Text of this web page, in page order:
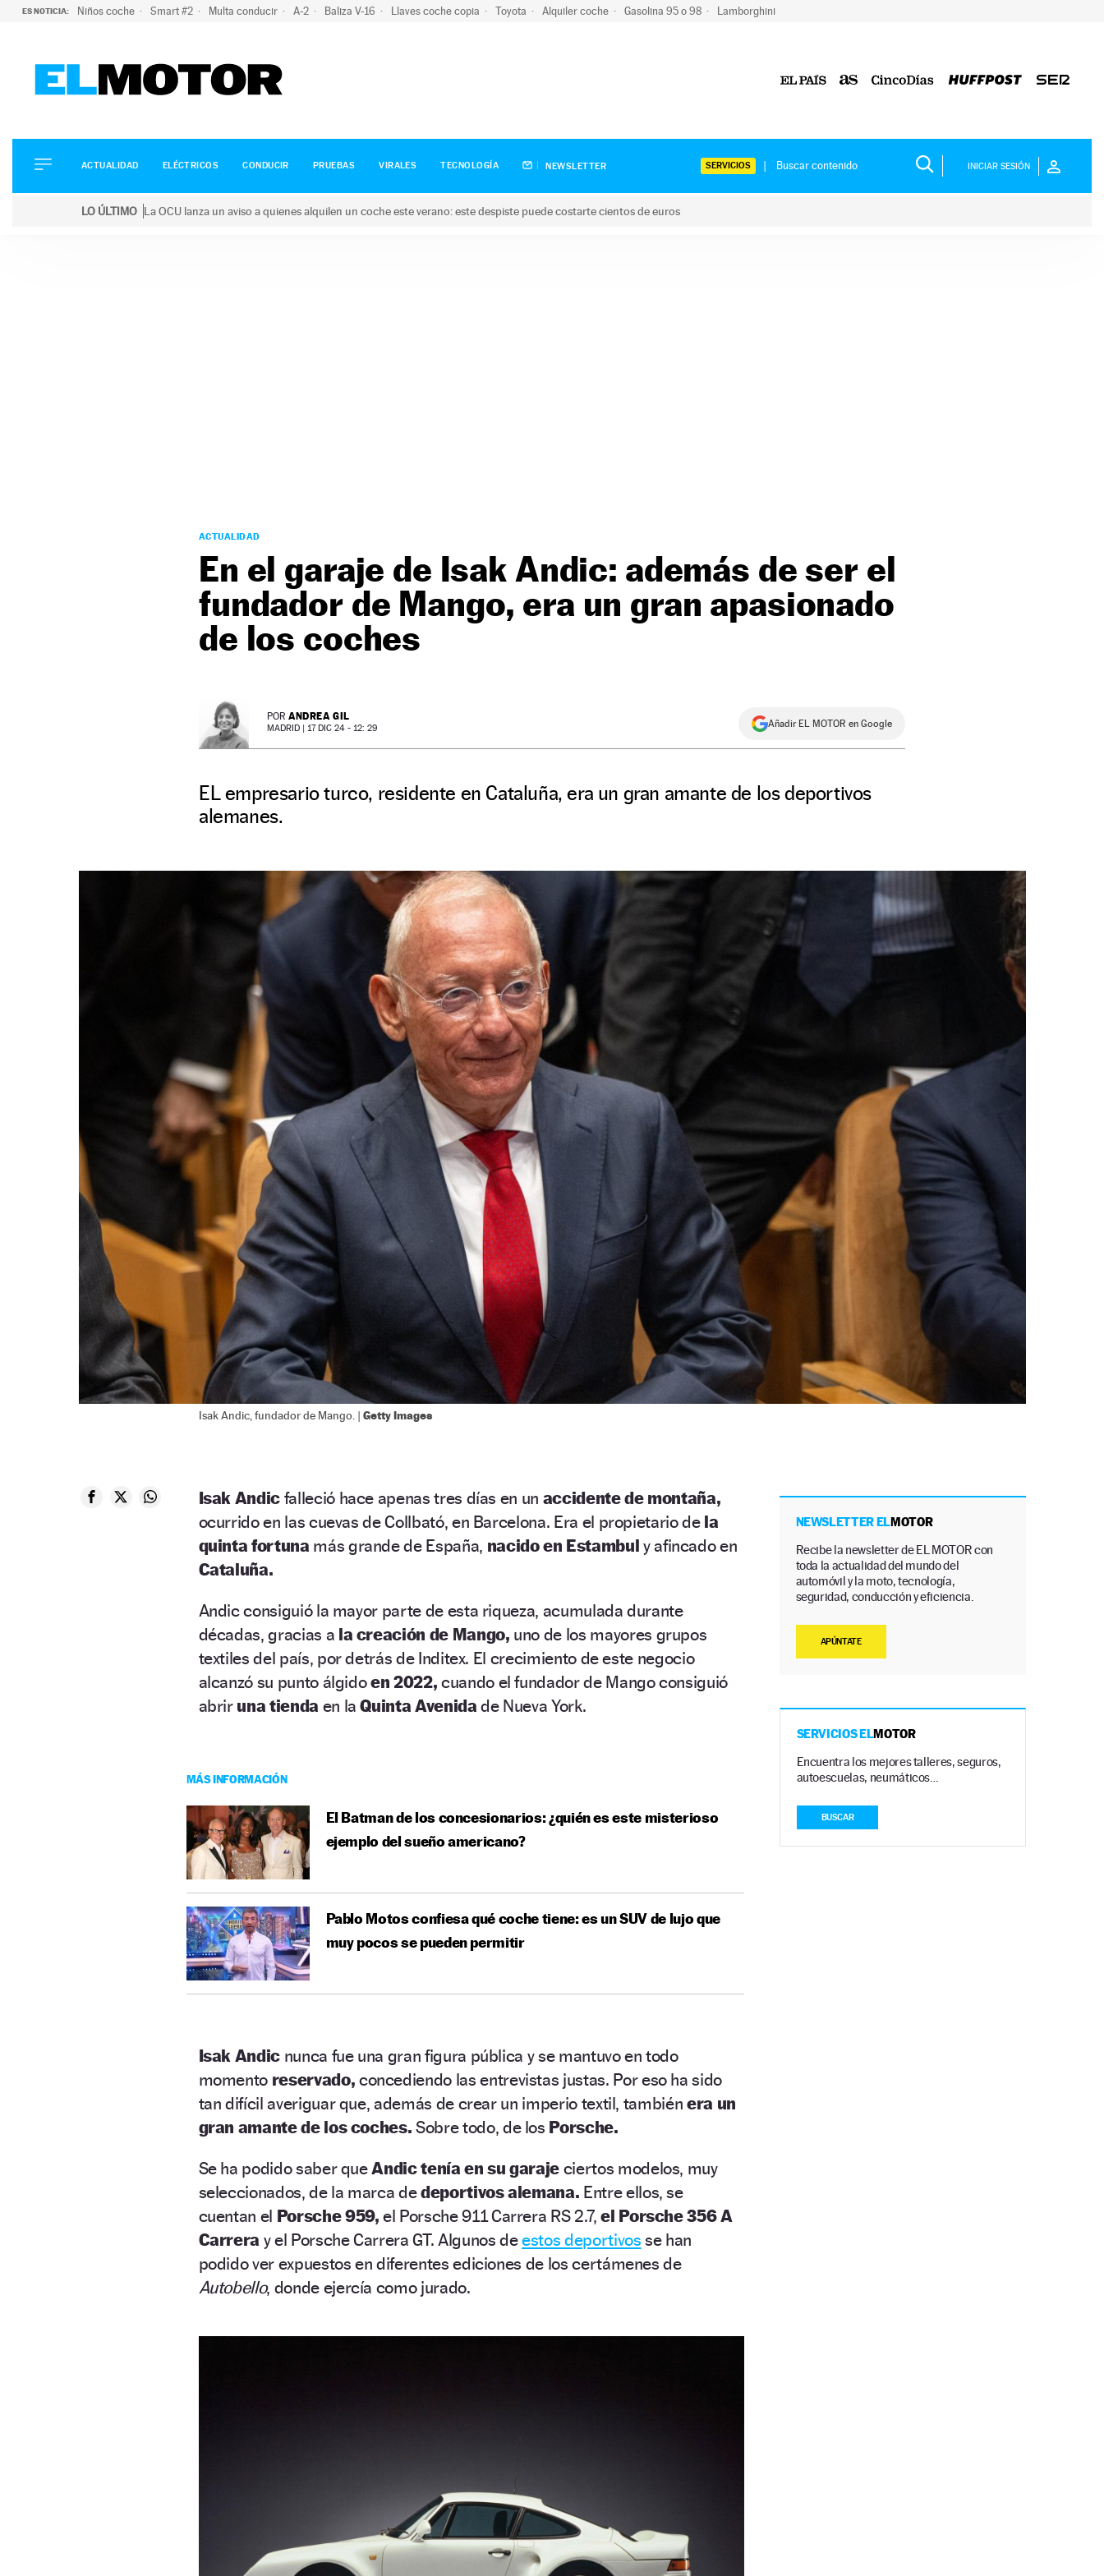
ES NOTICIA: Niños coche Smart #2 Multa conducir A-2 Baliza V-16 Llaves coche copia Toyota Alquiler coche Gasolina 95 o 98 Lamborghini
ELÉCTRICOS
CONDUCIR
ACTUALIDAD ELÉCTRICOS CONDUCIR PRUEBAS VIRALES TECNOLOGÍA NEWSLETTER SERVICIOS INICIAR SESIÓN
LO ÚLTIMO La OCU lanza un aviso a quienes alquilen un coche este verano: este despiste puede costarte cientos de euros
ACTUALIDAD
En el garaje de Isak Andic: además de ser el
fundador de Mango, era un gran apasionado
de los coches
POR ANDREA GIL
MADRID | 17 DIC 24 - 12: 29 Añadir EL MOTOR en Google
EL empresario turco, residente en Cataluña, era un gran amante de los deportivos
alemanes.
Isak Andic, fundador de Mango. | Getty Images
Isak Andic falleció hace apenas tres días en un accidente de montaña,
ocurrido en las cuevas de Collbató, en Barcelona. Era el propietario de la
quinta fortuna más grande de España, nacido en Estambul y afincado en
Cataluña.
Andic consiguió la mayor parte de esta riqueza, acumulada durante
décadas, gracias a la creación de Mango, uno de los mayores grupos
textiles del país, por detrás de Inditex. El crecimiento de este negocio
alcanzó su punto álgidoen 2022, cuando el fundador de Mango consiguió
abrir una tienda en laQuinta Avenidade Nueva York.
MÁS INFORMACIÓN
El Batman de los concesionarios: ¿quién es este misterioso
ejemplo del sueño americano?
Pablo Motos confiesa qué coche tiene: es un SUV de lujo que
muy pocos se pueden permitir
Isak Andic nunca fue una gran figura pública y se mantuvo en todo
momento reservado, concediendo las entrevistas justas. Por eso ha sido
tan difícil averiguar que, además de crear un imperio textil, también era un
gran amante de los coches.Sobre todo, de los Porsche.
Se ha podido saber queAndic tenía en su garaje ciertos modelos, muy
seleccionados, de la marca dedeportivos alemana. Entre ellos, se
cuentan el Porsche 959,el Porsche 911 Carrera RS 2.7,el Porsche 356 A
Carrera y el Porsche Carrera GT. Algunos deestos deportivos se han
podido ver expuestos en diferentes ediciones de los certámenes de
Autobello, donde ejercía como jurado.
NEWSLETTER ELMOTOR
Recibe la newsletter de EL MOTOR con
toda la actualidad del mundo del
automóvil y la moto, tecnología,
seguridad, conducción y eficiencia.
APÚNTATE
SERVICIOS ELMOTOR
Encuentra los mejores talleres, seguros,
autoescuelas, neumáticos…
BUSCAR